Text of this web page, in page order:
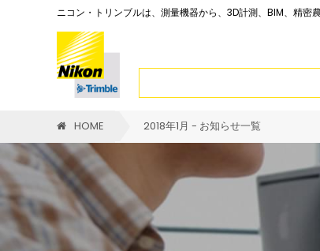
ニコン・トリンブルは、測量機器から、3D計測、BIM、精密
HOME 2018年1月 - お知らせ一覧